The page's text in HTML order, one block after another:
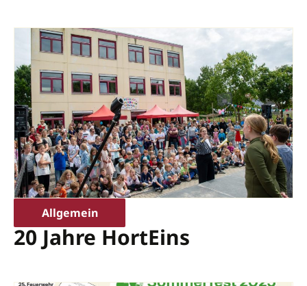
Allgemein
20 Jahre HortEins